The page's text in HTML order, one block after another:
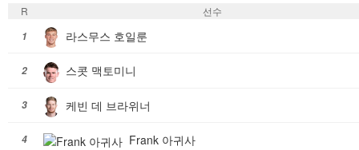
R
선수
1
라스무스 호일룬
2 스콧 맥토미니
3 케빈 데 브라위너
4 Frank 아귀사